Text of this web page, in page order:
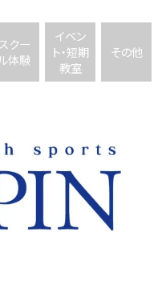
スクー
体験
イベン
ト・短期
教室
その他